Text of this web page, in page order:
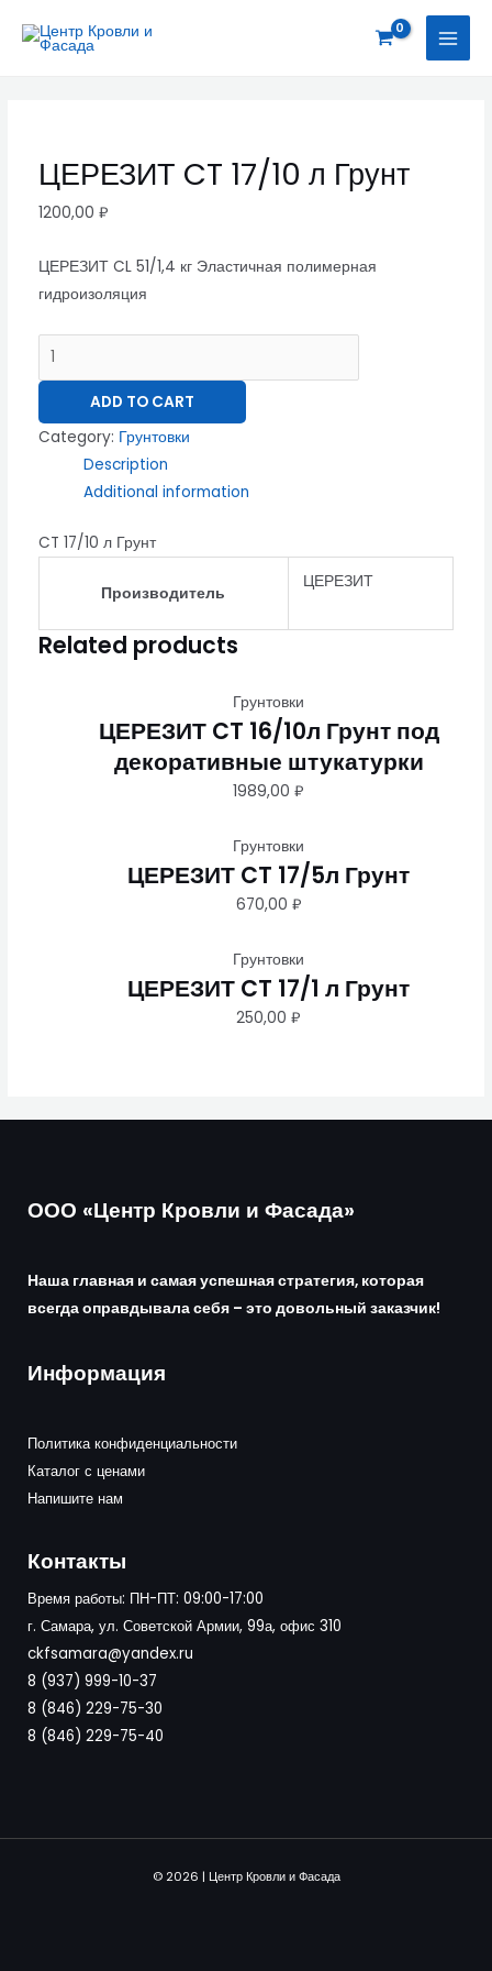
ЦЕРЕЗИТ CT 17/10 л Грунт
1200,00 ₽
ЦЕРЕЗИТ CL 51/1,4 кг Эластичная полимерная
гидроизоляция
CT
ADD TO CART
Category: Грунтовки
Description
Additional information
CT 17/10 л Грунт
Производитель
ЦЕРЕЗИТ
Related products
Грунтовки
ЦЕРЕЗИТ CT 16/10л Грунт под
декоративные штукатурки
1989,00₽
Грунтовки
ЦЕРЕЗИТ CT 17/5л Грунт
670,00 ₽
Грунтовки
ЦЕРЕЗИТ CT 17/1 л Грунт
250,00₽
ООО «Центр Кровли и Фасада»
Наша главная и самая успешная стратегия, которая
всегда оправдывала себя – это довольный заказчик!
Информация
Политика конфиденциальности
Каталог с ценами
Напишите нам
Контакты
Время работы: ПН-ПТ: 09:00-17:00
г. Самара, ул. Советской Армии, 99а, офис 310
ckfsamara@yandex.ru
8 (937) 999-10-37
8 (846) 229-75-30
8 (846) 229-75-40
© 2026 | Центр Кровли и Фасада